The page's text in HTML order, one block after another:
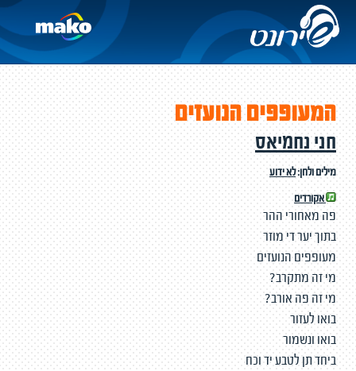
המעופפים הנועזים
חני נחמיאס
מילים ולחן:לא ידוע
אקורדים
פה מאחורי ההר
בתוך יער די מוזר
מעופפים הנועזים
מי זה מתקרב?
מי זה פה אורב?
בואו לעזור
בואו ונשמור
ביחד תן לטבע יד וכח